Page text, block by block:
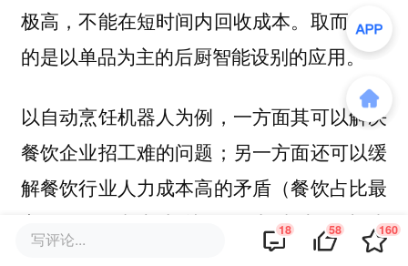
极高，不能在短时间内回收成本。取而代之
的是以单品为主的后厨智能设别的应用。
以自动烹饪机器人为例，一方面其可以解决
餐饮企业招工难的问题；另一方面还可以缓
解餐饮行业人力成本高的矛盾（餐饮占比最
高的三项成本中就有人力成本，占比
21.3%，且还在以3.7%的涨幅持续增长）。
写评论... 18 58 160